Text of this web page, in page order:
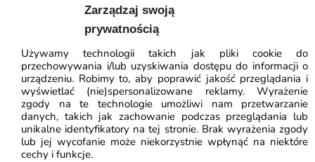
Zarządzaj swoją
prywatnością
Używamy technologii takich jak pliki cookie do
przechowywania i/lub uzyskiwania dostępu do informacji o
urządzeniu. Robimy to, aby poprawić jakość przeglądania i
wyświetlać (nie)spersonalizowane reklamy. Wyrażenie
zgody na te technologie umożliwi nam przetwarzanie
danych, takich jak zachowanie podczas przeglądania lub
unikalne identyfikatory na tej stronie. Brak wyrażenia zgody
lub jej wycofanie może niekorzystnie wpłynąć na niektóre
cechy i funkcje.
robić wrażenie na domownikach i gościach.
Wybierając ten projekt, otrzymujesz dekorację
dopasowaną do swoich wymiarów, wykonaną z myślą o
codziennym użytkowaniu. Poniżej najważniejsze atuty w
skrócie:
Świetna baza pod aranżacje skandynawskie, loftowe i
japandi
Fototapeta Twister
41.93zł 64.51zł
Najniższa cena z 30 dni:41.93zł
ZOBACZ WSZYSTKIE